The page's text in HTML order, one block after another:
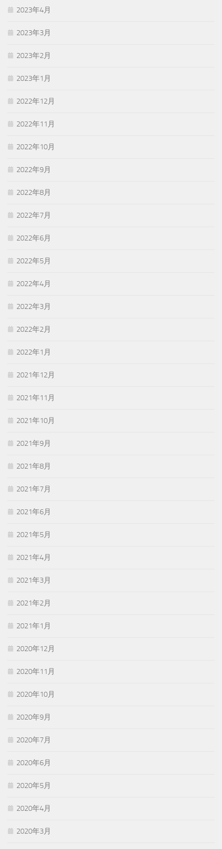
2023年4月
2023年3月
2023年2月
2023年1月
2022年12月
2022年11月
2022年10月
2022年9月
2022年8月
2022年7月
2022年6月
2022年5月
2022年4月
2022年3月
2022年2月
2022年1月
2021年12月
2021年11月
2021年10月
2021年9月
2021年8月
2021年7月
2021年6月
2021年5月
2021年4月
2021年3月
2021年2月
2021年1月
2020年12月
2020年11月
2020年10月
2020年9月
2020年7月
2020年6月
2020年5月
2020年4月
2020年3月